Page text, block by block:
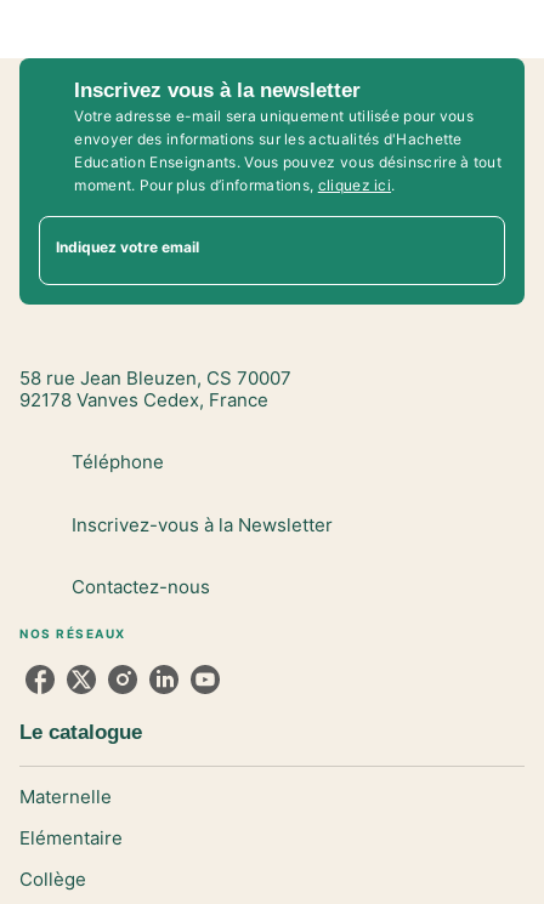
Inscrivez vous à la newsletter
Votre adresse e-mail sera uniquement utilisée pour vous
envoyer des informations sur les actualités d'Hachette
Education Enseignants. Vous pouvez vous désinscrire à tout
moment. Pour plus d’informations, cliquez ici.
Indiquez votre email
58 rue Jean Bleuzen, CS 70007
92178 Vanves Cedex, France
Téléphone
Inscrivez-vous à la Newsletter
Contactez-nous
NOS RÉSEAUX
Le catalogue
Maternelle
Elémentaire
Collège